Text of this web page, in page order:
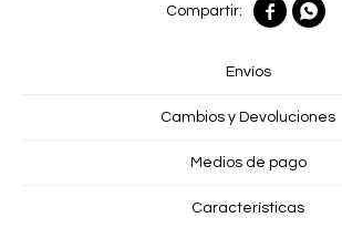
 
Envíos
Cambios y Devoluciones
Medios de pago
Características